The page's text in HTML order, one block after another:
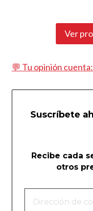
Ver
💬 Tu opinión
Suscríbete
Recibe cada
otros